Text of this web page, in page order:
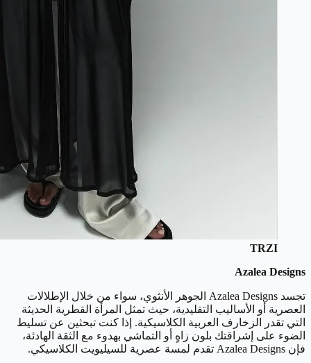
TRZI
Azalea Designs
تجسد Azalea Designs الجوهر الأنثوي، سواء من خلال الإطلالات
العصرية أو الأساليب التقليدية، حيث تمثل المرأة القطرية الحديثة
التي تقدر الزخارف العربية الكلاسيكية. إذا كنت تبحثين عن تسليط
الضوء على إشراقتك بلون زاهٍ أو التماشي بهدوء مع الثقة الهادئة،
فإن Azalea Designs تقدم لمسة عصرية للسيليويت الكلاسيكي.